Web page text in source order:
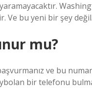
Ve bu yeni bir şey
mu?
ve bu
bir telefonu bulma